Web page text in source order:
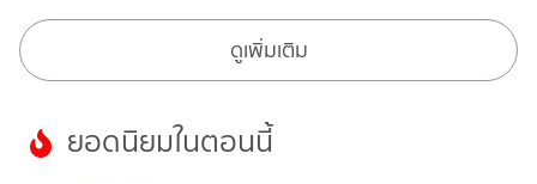
ดูเพิ่มเติม
ยอดนิยมในตอนนี้